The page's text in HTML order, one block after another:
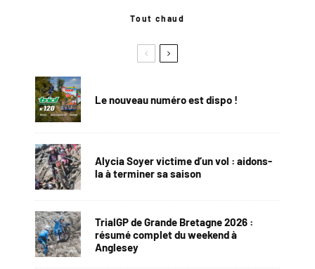
Tout chaud
Le nouveau numéro est dispo !
Alycia Soyer victime d’un vol : aidons-
la à terminer sa saison
TrialGP de Grande Bretagne 2026 :
résumé complet du weekend à
Anglesey